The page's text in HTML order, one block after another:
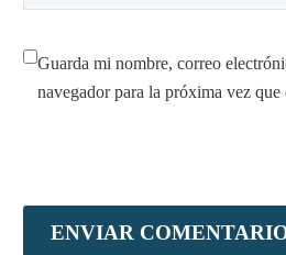
Guarda mi nombre, correo
navegador para la próxima vez que
ENVIAR